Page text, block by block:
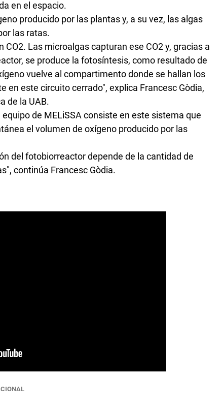
en el espacio.
producido por las plantas y, a su vez, las algas
las ratas.
CO2. Las microalgas capturan ese CO2 y, gracias a
se produce la fotosíntesis, como resultado de
vuelve al compartimento donde se hallan los
en este circuito cerrado", explica Francesc Gòdia,
de la UAB.
de MELiSSA consiste en este sistema que
el volumen de oxígeno producido por las
del fotobiorreactor depende de la cantidad de
continúa Francesc Gòdia.